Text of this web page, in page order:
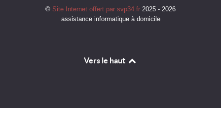
© Site Internet offert par svp34.fr 2025 - 2026
assistance informatique à domicile
Vers le haut